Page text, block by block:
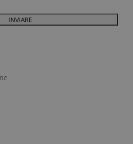
telefono e/o via e-mail):